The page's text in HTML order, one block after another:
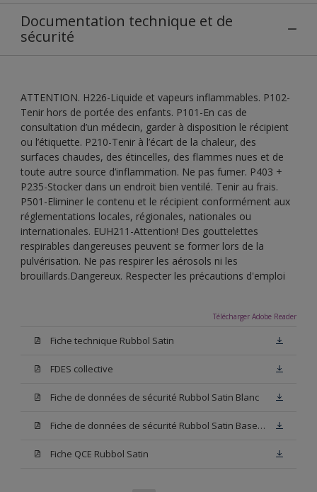
Documentation technique et de
sécurité
ATTENTION. H226-Liquide et vapeurs inflammables. P102-
Tenir hors de portée des enfants. P101-En cas de
consultation d’un médecin, garder à disposition le récipient
ou l’étiquette. P210-Tenir à l’écart de la chaleur, des
surfaces chaudes, des étincelles, des flammes nues et de
toute autre source d’inflammation. Ne pas fumer. P403 +
P235-Stocker dans un endroit bien ventilé. Tenir au frais.
P501-Eliminer le contenu et le récipient conformément aux
réglementations locales, régionales, nationales ou
internationales. EUH211-Attention! Des gouttelettes
respirables dangereuses peuvent se former lors de la
pulvérisation. Ne pas respirer les aérosols ni les
brouillards.Dangereux. Respecter les précautions d'emploi
Télécharger Adobe Reader
Fiche technique Rubbol Satin
FDES collective
Fiche de données de sécurité Rubbol Satin Blanc
Fiche de données de sécurité Rubbol Satin Base W05
Fiche QCE Rubbol Satin